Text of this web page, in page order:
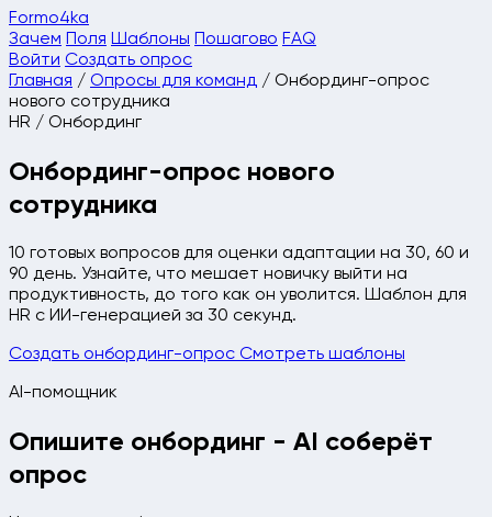
Formo4ka
Зачем
Поля Шаблоны Пошагово FAQ
Войти Создать опрос
Главная / Опросы для команд / Онбординг-опрос
нового сотрудника
HR / Онбординг
Онбординг-опрос нового
сотрудника
10 готовых вопросов для оценки адаптации на 30, 60 и
90 день. Узнайте, что мешает новичку выйти на
продуктивность, до того как он уволится. Шаблон для
HR с ИИ-генерацией за 30 секунд.
Создать онбординг-опрос Смотреть шаблоны
AI-помощник
Опишите онбординг - AI соберёт
опрос